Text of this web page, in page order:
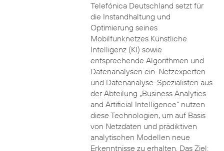
Telefónica Deutschland setzt für
die Instandhaltung und
Optimierung seines
Mobilfunknetzes Künstliche
Intelligenz (KI) sowie
entsprechende Algorithmen und
Datenanalysen ein. Netzexperten
und Datenanalyse-Spezialisten aus
der Abteilung „Business Analytics
and Artificial Intelligence“ nutzen
diese Technologien, um auf Basis
von Netzdaten und prädiktiven
analytischen Modellen neue
Erkenntnisse zu erhalten. Das Ziel: